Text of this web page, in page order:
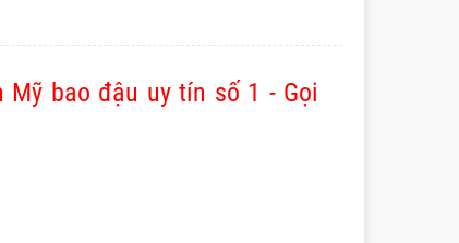
bao đậu uy tín số 1 - Gọi